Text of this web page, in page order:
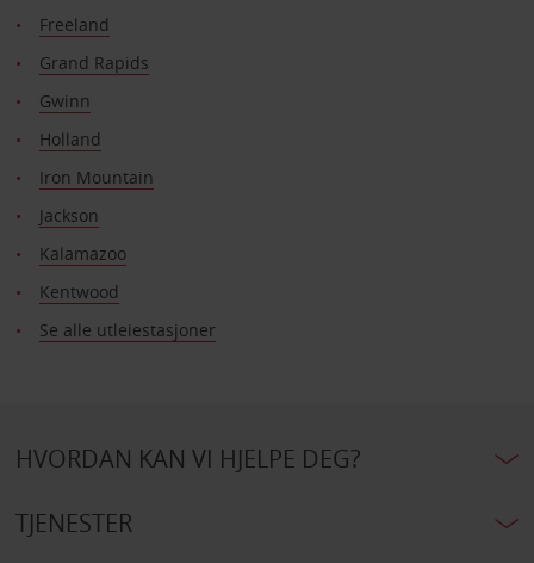
Freeland
Grand Rapids
Gwinn
Holland
Iron Mountain
Jackson
Kalamazoo
Kentwood
Se alle utleiestasjoner
HVORDAN KAN VI HJELPE DEG?
TJENESTER